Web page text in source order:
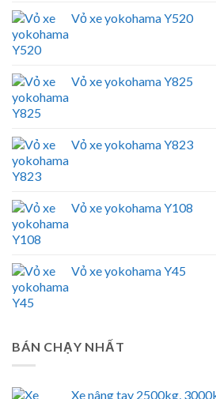
Vỏ xe yokohama Y520
Vỏ xe yokohama Y825
Vỏ xe yokohama Y823
Vỏ xe yokohama Y108
Vỏ xe yokohama Y45
BÁN CHẠY NHẤT
Xe nâng tay 2500kg,